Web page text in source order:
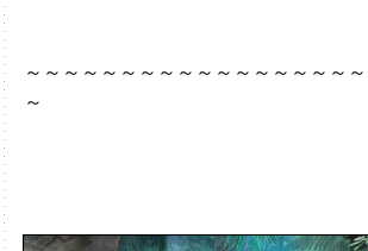
～～～～～～～～～～～～～～～～～
～